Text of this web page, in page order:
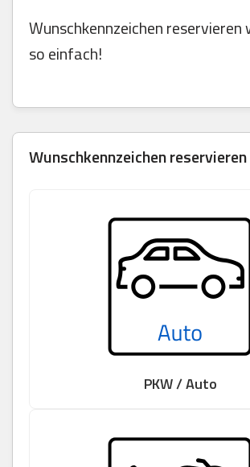
Wunschkennzeichen reservieren
so einfach!
Wunschkennzeichen
PKW / Auto